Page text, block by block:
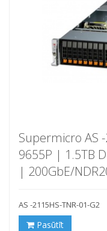
Supermicro AS
9655P | 1.5TB
| 200GbE/
AS -2115HS-TNR-01-G2
Pasūtīt